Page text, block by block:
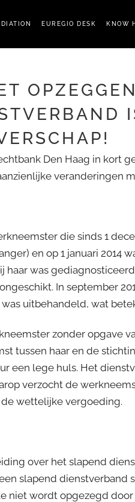
EUREGIO DESK KNOW
Den Haag in kort
veranderingen
die sinds 1
en op 1 januari 2014
haar was
In september
uitbehandeld, wat
zonder opgave
tussen haar en de
een lege huls. Het
verzocht de
wettelijke vergoeding.
over het slapend
slapend dienstverband
niet wordt opgezegd